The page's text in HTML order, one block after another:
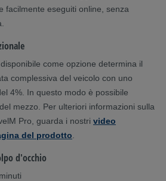
facilmente eseguiti online, senza
come opzione determina il
complessiva del veicolo con uno
4%. In questo modo è possibile
mezzo. Per ulteriori informazioni sulla
Pro, guarda i nostri video
del prodotto
d'occhio